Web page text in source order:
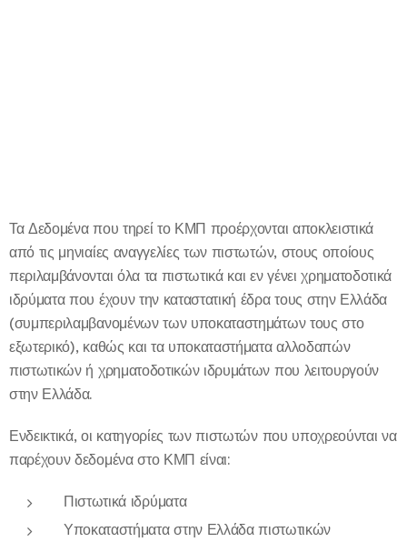
Τα Δεδομένα που τηρεί το ΚΜΠ προέρχονται αποκλειστικά
από τις μηνιαίες αναγγελίες των πιστωτών, στους οποίους
περιλαμβάνονται όλα τα πιστωτικά και εν γένει χρηματοδοτικά
ιδρύματα που έχουν την καταστατική έδρα τους στην Ελλάδα
(συμπεριλαμβανομένων των υποκαταστημάτων τους στο
εξωτερικό), καθώς και τα υποκαταστήματα αλλοδαπών
πιστωτικών ή χρηματοδοτικών ιδρυμάτων που λειτουργούν
στην Ελλάδα.
Ενδεικτικά, οι κατηγορίες των πιστωτών που υποχρεούνται να
παρέχουν δεδομένα στο ΚΜΠ είναι:
Πιστωτικά ιδρύματα
Υποκαταστήματα στην Ελλάδα πιστωτικών